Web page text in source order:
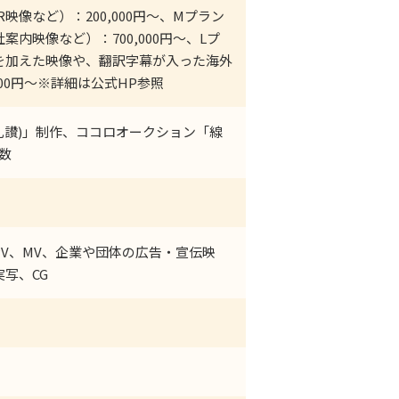
像など）：200,000円～、Mプラン
内映像など）：700,000円～、Lプ
えた映像や、翻訳字幕が入った海外
円～※詳細は公式HP参照
)」制作、ココロオークション「線
、MV、企業や団体の広告・宣伝映
、CG